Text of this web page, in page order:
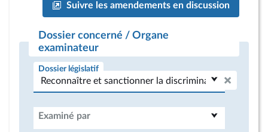
Suivre les amendements en discussion
Dossier concerné / Organe
examinateur
Dossier législatif
Examiné par